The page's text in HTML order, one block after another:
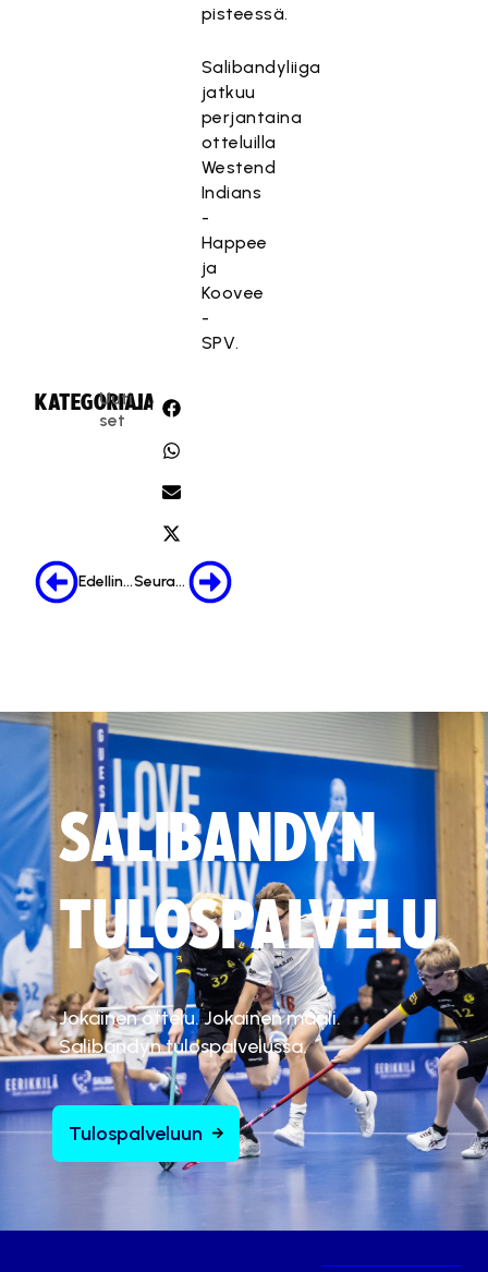
pisteessä.
Salibandyliiga
jatkuu
perjantaina
otteluilla
Westend
Indians
-
Happee
ja
Koovee
-
SPV.
KATEGORIA:
Uuti
set
JAA:
Edellinen Seuraava
SALIBANDYN
TULOSPALVELU
Jokainen ottelu. Jokainen maali.
Salibandyn tulospalvelussa.
Tulospalveluun